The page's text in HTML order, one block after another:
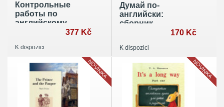
Контрольные
работы по
английскому
языку: Учебное
учащихся VI кл
377 Kč
K dispozici
Думай по-
английски:
сборник
170 Kč
K dispozici
NOVINKA NOVINKA